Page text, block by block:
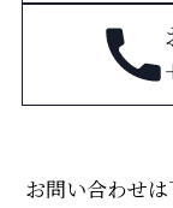
お問い合わせ